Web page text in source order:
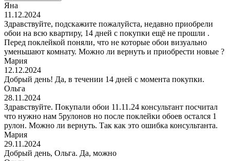
Яна
11.12.2024
Здравствуйте, подскажите пожалуйста, недавно приобрели
обои на всю квартиру, 14 дней с покупки ещё не прошли .
Перед поклейкой поняли, что не которые обои визуально
уменьшают комнату. Можно ли вернуть и приобрести новые ?
Мария
12.12.2024
Добрый день! Да, в течении 14 дней с момента покупки.
Ольга
28.11.2024
Здравствуйте. Покупали обои 11.11.24 консультант посчитал
что нужно нам 5рулонов но после поклейки обоев остался 1
рулон. Можно ли вернуть. Так как это ошибка консультанта.
Мария
29.11.2024
Добрый день, Ольга. Да, можно